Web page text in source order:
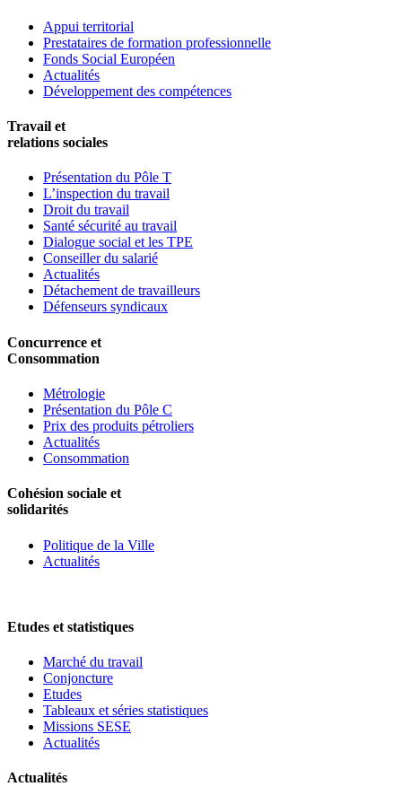
Appui territorial
Prestataires de formation professionnelle
Fonds Social Européen
Actualités
Développement des compétences
Travail et
relations sociales
Présentation du Pôle T
L’inspection du travail
Droit du travail
Santé sécurité au travail
Dialogue social et les TPE
Conseiller du salarié
Actualités
Détachement de travailleurs
Défenseurs syndicaux
Concurrence et
Consommation
Métrologie
Présentation du Pôle C
Prix des produits pétroliers
Actualités
Consommation
Cohésion sociale et
solidarités
Politique de la Ville
Actualités
Etudes et statistiques
Marché du travail
Conjoncture
Etudes
Tableaux et séries statistiques
Missions SESE
Actualités
Actualités